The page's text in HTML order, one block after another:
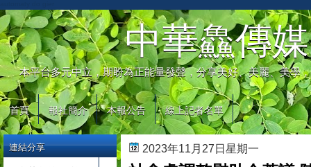
中華鱻傳媒
本平台多元中立，期盼為正能量發聲，分享美好、美麗、美學
首頁 報社簡介 本報公告 線上記者名單
2023年11月27日星期一
連結分享